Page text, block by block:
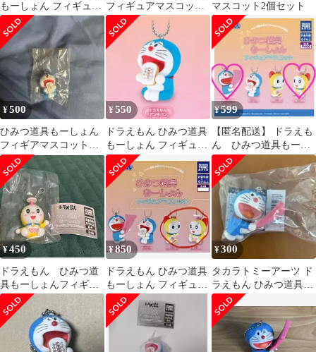
もーしょん フィギュア
マスコット ドラミ（タ
ケコプター）
フィギュアマスコット
ドラえもんセット
マスコット2個セット
¥500
ひみつ道具もーしょん
フィギアマスコット
ドラえもん（アンキパ
ン）
¥550
ドラえもん ひみつ道具
もーしょん フィギュア
マスコット アンキパン
ガチャ
¥599
【匿名配送】 ドラえも
ん ひみつ道具もーし
ょんフィギュアマスコ
ット
¥450
ドラえもん ひみつ道
具もーしょんフィギュ
アマスコット
¥850
ドラえもん ひみつ道具
もーしょん フィギュア
マスコット ドラミ 2種
¥300
タカラトミーアーツ ド
ラえもん ひみつ道具も
ーしょん フィギュア
カプセルトイ